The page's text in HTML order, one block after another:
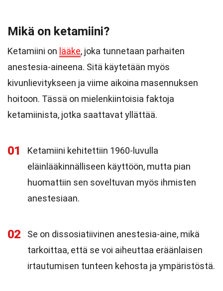
Mikä on ketamiini?
Ketamiini on lääke, joka tunnetaan parhaiten
anestesia-aineena. Sitä käytetään myös
kivunlievitykseen ja viime aikoina masennuksen
hoitoon. Tässä on mielenkiintoisia faktoja
ketamiinista, jotka saattavat yllättää.
01
Ketamiini kehitettiin 1960-luvulla
eläinlääkinnälliseen käyttöön, mutta pian
huomattiin sen soveltuvan myös ihmisten
anestesiaan.
02
Se on dissosiatiivinen anestesia-aine, mikä
tarkoittaa, että se voi aiheuttaa eräänlaisen
irtautumisen tunteen kehosta ja ympäristöstä.